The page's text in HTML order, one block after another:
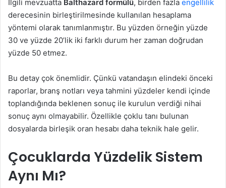
İlgili mevzuatta Balthazard formülü, birden fazla engellilik
derecesinin birleştirilmesinde kullanılan hesaplama
yöntemi olarak tanımlanmıştır. Bu yüzden örneğin yüzde
30 ve yüzde 20’lik iki farklı durum her zaman doğrudan
yüzde 50 etmez.
Bu detay çok önemlidir. Çünkü vatandaşın elindeki önceki
raporlar, branş notları veya tahmini yüzdeler kendi içinde
toplandığında beklenen sonuç ile kurulun verdiği nihai
sonuç aynı olmayabilir. Özellikle çoklu tanı bulunan
dosyalarda birleşik oran hesabı daha teknik hale gelir.
Çocuklarda Yüzdelik Sistem
Aynı Mı?